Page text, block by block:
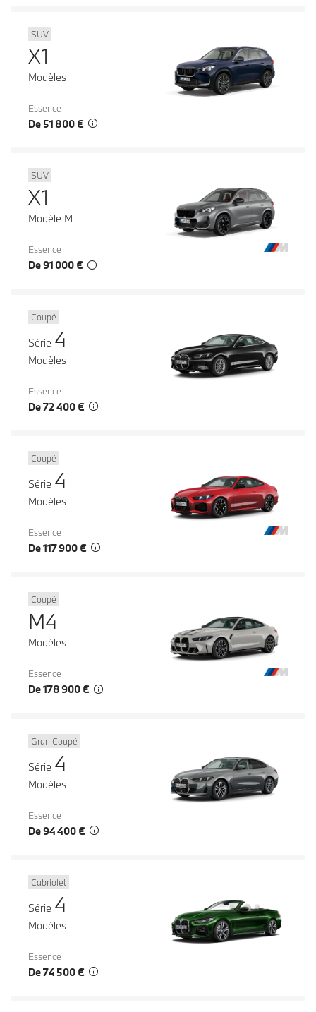
SUV
X1
Modèles
Essence
De 51 800 €
SUV
X1
Modèle M
Essence
De 91 000 €
Coupé
Série 4
Modèles
Essence
De 72 400 €
Coupé
Série 4
Modèles
Essence
De 117 900 €
Coupé
M4
Modèles
Essence
De 178 900 €
Gran Coupé
Série 4
Modèles
Essence
De 94 400 €
Cabriolet
Série 4
Modèles
Essence
De 74 500 €